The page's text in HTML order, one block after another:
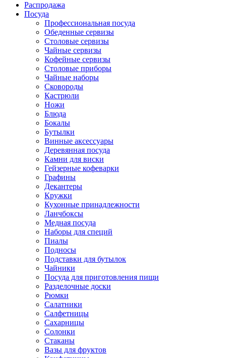
Распродажа
Посуда
Профессиональная посуда
Обеденные сервизы
Столовые сервизы
Чайные сервизы
Кофейные сервизы
Столовые приборы
Чайные наборы
Сковороды
Кастрюли
Ножи
Блюда
Бокалы
Бутылки
Винные аксессуары
Деревянная посуда
Камни для виски
Гейзерные кофеварки
Графины
Декантеры
Кружки
Кухонные принадлежности
Ланчбоксы
Медная посуда
Наборы для специй
Пиалы
Подносы
Подставки для бутылок
Чайники
Посуда для приготовления пищи
Разделочные доски
Рюмки
Салатники
Салфетницы
Сахарницы
Солонки
Стаканы
Вазы для фруктов